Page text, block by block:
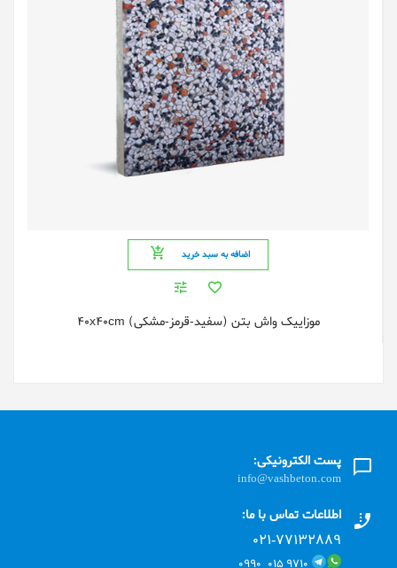
اضافه به سبد خرید
موزایيک واش بتن (سفید-قرمز-مشکی) 40x40cm
پست الکترونیکی:
info@vashbeton.com
اطلاعات تماس با ما:
۰۲۱-۷۷۱٣۲۸۸۹
۹۷۱۰ ۰۱۵ ۰۹۹۰